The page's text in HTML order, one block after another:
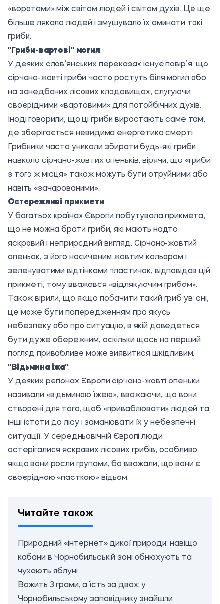
«воротами» між світом людей і світом духів. Це ще
більше лякало людей і змушувало їх оминати такі
гриби.
"Гриби-вартові" могил:
У деяких слов’янських переказах існує повір’я, що
сірчано-жовті гриби часто ростуть біля могил або
на занедбаних лісових кладовищах, слугуючи
своєрідними «вартовими» для потойбічних духів.
Іноді говорили, що ці гриби виростають саме там,
де зберігається невидима енергетика смерті.
Грибники часто уникали збирати будь-які гриби
навколо сірчано-жовтих опеньків, вірячи, що «гриби
з того ж місця» також можуть бути отруйними або
навіть «зачарованими».
Остережливі прикмети:
У багатьох країнах Європи побутувала прикмета,
що не можна брати гриби, які мають надто
яскравий і неприродний вигляд. Сірчано-жовтий
опеньок, з його насиченим жовтим кольором і
зеленуватими відтінками пластинок, відповідав цій
прикметі, тому вважався «відлякуючим грибом».
Також вірили, що якщо побачити такий гриб уві сні,
це може бути попередженням про якусь
небезпеку або про ситуацію, в якій доведеться
бути дуже обережним, оскільки щось на перший
погляд привабливе може виявитися шкідливим.
"Відьмина їжа":
У деяких регіонах Європи сірчано-жовті опеньки
називали «відьминою їжею», вважаючи, що вони
створені для того, щоб «приваблювати» людей та
інші істоти до лісу і заманювати їх у небезпечні
ситуації. У середньовічній Європі люди
остерігалися яскравих лісових грибів, особливо
якщо вони росли групами, бо вважали, що вони є
своєрідною «пасткою» відьом.
Читайте також
Природний «інтернет» дикої природи: навіщо
кабани в Чорнобильській зоні обнюхують та
чухають яблуні
Важить 3 грами, а їсть за двох: у
Чорнобильському заповіднику знайшли